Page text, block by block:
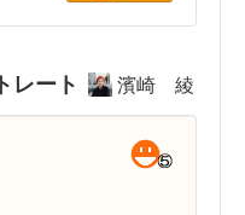
ート 濱崎 綾